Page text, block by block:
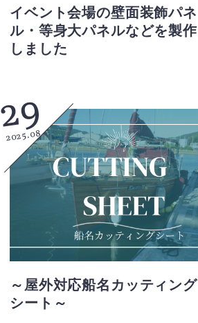
イベント会場の壁面装飾パネ
ル・等身大パネルなどを製作
しました
29
2025.08
～屋外対応船名カッティング
シート～